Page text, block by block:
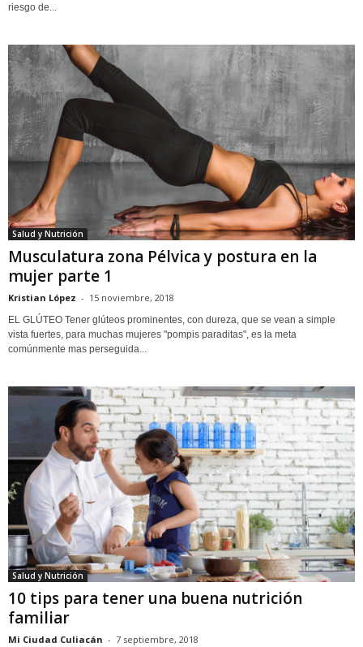
riesgo de...
Salud y Nutrición
Musculatura zona Pélvica y postura en la
mujer parte 1
Kristian López - 15 noviembre, 2018
EL GLÚTEO Tener glúteos prominentes, con dureza, que se vean a simple
vista fuertes, para muchas mujeres "pompis paraditas", es la meta
comúnmente mas perseguida...
Salud y Nutrición
10 tips para tener una buena nutrición
familiar
Mi Ciudad Culiacán - 7 septiembre, 2018